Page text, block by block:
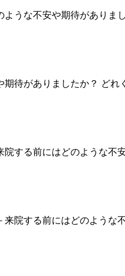
うな不安や期待がありま
待がありましたか？ どれ
する前にはどのような不
院する前にはどのような